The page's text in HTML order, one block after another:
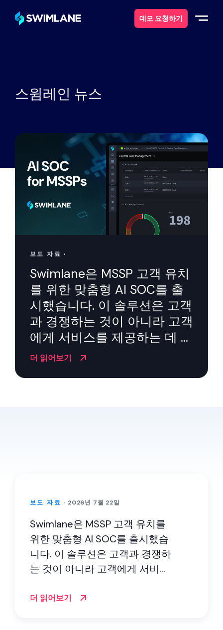
데모 요청하기
솔루션
자원
에 대한
연락하다
블로그
지원하다
한국어
스윔레인 뉴스
보도 자료
Swimlane은 MSSP 고객 유치
를 위한 맞춤형 AI SOC를 출
시했습니다. 이 솔루션은 고객
과 경쟁하는 것이 아니라 고객
에게 서비스를 제공하는 데 중
점을 둡니다.
더 읽어보기
보도 자료 2026년 7월 22일
Swimlane은 MSSP 고객 유치를
위한 맞춤형 AI SOC를 출시했습
니다. 이 솔루션은 고객과 경쟁하
는 것이 아니라 고객에게 서비스
더 읽어보기